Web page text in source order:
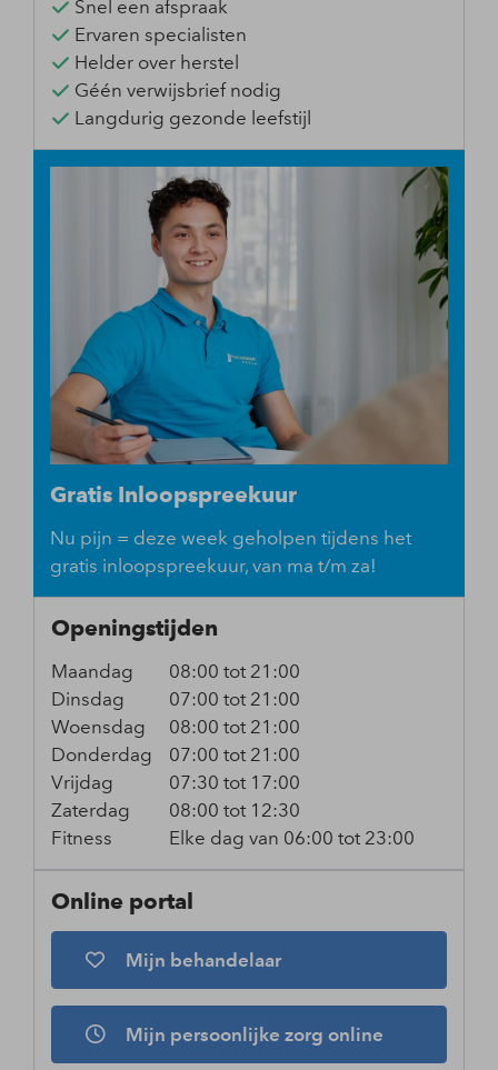
Snel een afspraak
Ervaren specialisten
Helder over herstel
Géén verwijsbrief nodig
Langdurig gezonde leefstijl
Gratis Inloopspreekuur
Nu pijn = deze week geholpen tijdens het
gratis inloopspreekuur, van ma t/m za!
Openingstijden
Maandag
Dinsdag
Woensdag
Donderdag
Vrijdag
Zaterdag
Fitness
08:00 tot 21:00
07:00 tot 21:00
08:00 tot 21:00
07:00 tot 21:00
07:30 tot 17:00
08:00 tot 12:30
Elke dag van 06:00 tot 23:00
Online portal
Mijn behandelaar
Mijn persoonlijke zorg online